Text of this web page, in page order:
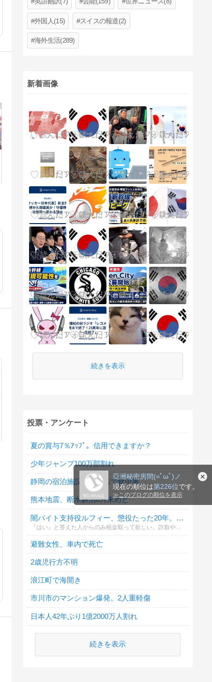
亞洲秘密房間(=ﾟωﾟ)ノ
現在の順位は第226位です。
≫ このブログの順位を表示
外国人(15) スイスの報道(2)
海外生活(289)
新着画像
続きを表示
投票・アンケート
夏の賞与7％ｱｯﾌﾟ。信用できますか？
少年ジャンプ100万部割れ
静岡の宿泊施設の飲食店で食中毒
熊本地震、断水解消8月末めど
闇バイト支持役ルフィー、懲役たった20年。支持しますか？
避難女性、車内で死亡
2歳児行方不明
浪江町で海開き
市川市のマンション爆発。2人重軽傷
日本人42年ぶり1億2000万人割れ
続きを表示